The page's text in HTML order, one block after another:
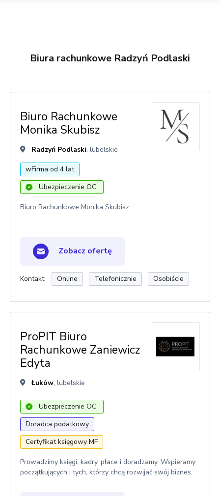
Biura rachunkowe Radzyń Podlaski
Biuro Rachunkowe
Monika Skubisz
Radzyń Podlaski, lubelskie
wFirma od 4 lat
Ubezpieczenie OC
Biuro Rachunkowe Monika Skubisz
Zobacz ofertę
Kontakt: Online Telefonicznie Osobiście
ProPIT Biuro
Rachunkowe Zaniewicz
Edyta
Łuków, lubelskie
Ubezpieczenie OC
Doradca podatkowy
Certyfikat księgowy MF
Prowadzimy księgi, kadry, płace i doradzamy. Wspieramy
początkujących i tych, którzy chcą rozwijać swój biznes.